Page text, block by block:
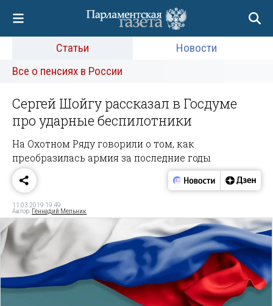
Статьи
Новости
Все о пенсиях в России
Сергей Шойгу рассказал в Госдуме
про ударные беспилотники
На Охотном Ряду говорили о том, как
преобразилась армия за последние годы
11.03.2019 19:49
Автор: Геннадий Мельник